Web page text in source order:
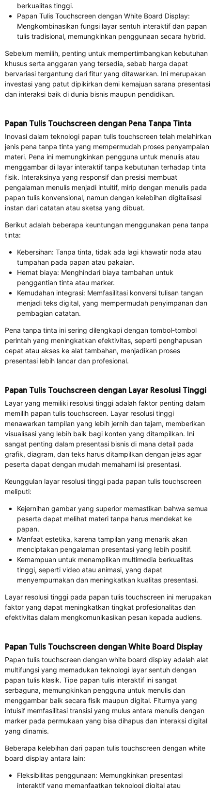
berkualitas tinggi.
Papan Tulis Touchscreen dengan White Board Display:
Mengkombinasikan fungsi layar sentuh interaktif dan papan
tulis tradisional, memungkinkan penggunaan secara hybrid.
Sebelum memilih, penting untuk mempertimbangkan kebutuhan
khusus serta anggaran yang tersedia, sebab harga dapat
bervariasi tergantung dari fitur yang ditawarkan. Ini merupakan
investasi yang patut dipikirkan demi kemajuan sarana presentasi
dan interaksi baik di dunia bisnis maupun pendidikan.
Papan Tulis Touchscreen dengan Pena Tanpa Tinta
Inovasi dalam teknologi papan tulis touchscreen telah melahirkan
jenis pena tanpa tinta yang mempermudah proses penyampaian
materi. Pena ini memungkinkan pengguna untuk menulis atau
menggambar di layar interaktif tanpa kebutuhan terhadap tinta
fisik. Interaksinya yang responsif dan presisi membuat
pengalaman menulis menjadi intuitif, mirip dengan menulis pada
papan tulis konvensional, namun dengan kelebihan digitalisasi
instan dari catatan atau sketsa yang dibuat.
Berikut adalah beberapa keuntungan menggunakan pena tanpa
tinta:
Kebersihan: Tanpa tinta, tidak ada lagi khawatir noda atau
tumpahan pada papan atau pakaian.
Hemat biaya: Menghindari biaya tambahan untuk
penggantian tinta atau marker.
Kemudahan integrasi: Memfasilitasi konversi tulisan tangan
menjadi teks digital, yang mempermudah penyimpanan dan
pembagian catatan.
Pena tanpa tinta ini sering dilengkapi dengan tombol-tombol
perintah yang meningkatkan efektivitas, seperti penghapusan
cepat atau akses ke alat tambahan, menjadikan proses
presentasi lebih lancar dan profesional.
Papan Tulis Touchscreen dengan Layar Resolusi Tinggi
Layar yang memiliki resolusi tinggi adalah faktor penting dalam
memilih papan tulis touchscreen. Layar resolusi tinggi
menawarkan tampilan yang lebih jernih dan tajam, memberikan
visualisasi yang lebih baik bagi konten yang ditampilkan. Ini
sangat penting dalam presentasi bisnis di mana detail pada
grafik, diagram, dan teks harus ditampilkan dengan jelas agar
peserta dapat dengan mudah memahami isi presentasi.
Keunggulan layar resolusi tinggi pada papan tulis touchscreen
meliputi:
Kejernihan gambar yang superior memastikan bahwa semua
peserta dapat melihat materi tanpa harus mendekat ke
papan.
Manfaat estetika, karena tampilan yang menarik akan
menciptakan pengalaman presentasi yang lebih positif.
Kemampuan untuk menampilkan multimedia berkualitas
tinggi, seperti video atau animasi, yang dapat
menyempurnakan dan meningkatkan kualitas presentasi.
Layar resolusi tinggi pada papan tulis touchscreen ini merupakan
faktor yang dapat meningkatkan tingkat profesionalitas dan
efektivitas dalam mengkomunikasikan pesan kepada audiens.
Papan Tulis Touchscreen dengan White Board Display
Papan tulis touchscreen dengan white board display adalah alat
multifungsi yang memadukan teknologi layar sentuh dengan
papan tulis klasik. Tipe papan tulis interaktif ini sangat
serbaguna, memungkinkan pengguna untuk menulis dan
menggambar baik secara fisik maupun digital. Fiturnya yang
intuisif memfasilitasi transisi yang mulus antara menulis dengan
marker pada permukaan yang bisa dihapus dan interaksi digital
yang dinamis.
Beberapa kelebihan dari papan tulis touchscreen dengan white
board display antara lain:
Fleksibilitas penggunaan: Memungkinkan presentasi
interaktif yang memanfaatkan teknologi digital atau